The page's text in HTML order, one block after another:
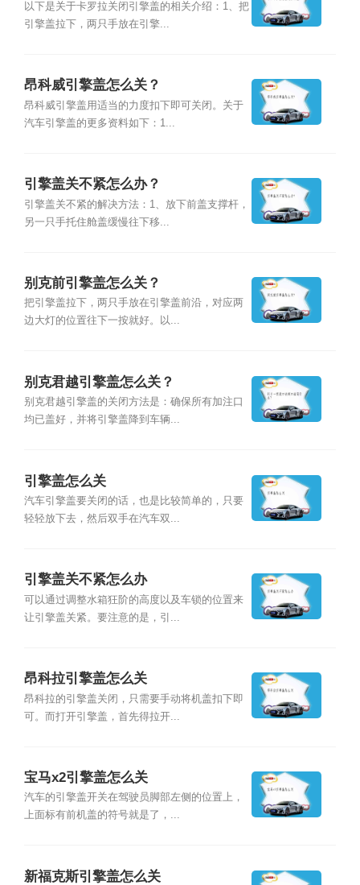
以下是关于卡罗拉关闭引擎盖的相关介绍：1、把
引擎盖拉下，两只手放在引擎...
昂科威引擎盖怎么关？
昂科威引擎盖用适当的力度扣下即可关闭。关于
汽车引擎盖的更多资料如下：1...
引擎盖关不紧怎么办？
引擎盖关不紧的解决方法：1、放下前盖支撑杆，
另一只手托住舱盖缓慢往下移...
别克前引擎盖怎么关？
把引擎盖拉下，两只手放在引擎盖前沿，对应两
边大灯的位置往下一按就好。以...
别克君越引擎盖怎么关？
别克君越引擎盖的关闭方法是：确保所有加注口
均已盖好，并将引擎盖降到车辆...
引擎盖怎么关
汽车引擎盖要关闭的话，也是比较简单的，只要
轻轻放下去，然后双手在汽车双...
引擎盖关不紧怎么办
可以通过调整水箱狂阶的高度以及车锁的位置来
让引擎盖关紧。要注意的是，引...
昂科拉引擎盖怎么关
昂科拉的引擎盖关闭，只需要手动将机盖扣下即
可。而打开引擎盖，首先得拉开...
宝马x2引擎盖怎么关
汽车的引擎盖开关在驾驶员脚部左侧的位置上，
上面标有前机盖的符号就是了，...
新福克斯引擎盖怎么关